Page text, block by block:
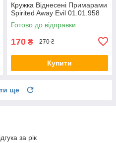
Кружка Віднесені Примарами
Spirited Away Evil 01.01.958
Готово до відправки
170 ₴ 270 ₴
Купити
ще
за рік